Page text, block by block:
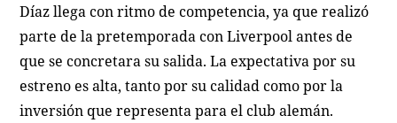
Díaz llega con ritmo de competencia, ya que realizó
parte de la pretemporada con Liverpool antes de
que se concretara su salida. La expectativa por su
estreno es alta, tanto por su calidad como por la
inversión que representa para el club alemán.